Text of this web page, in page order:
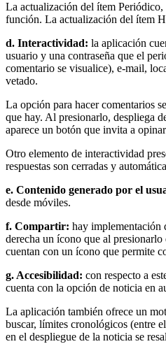
La actualización del ítem Periódico,
función. La actualización del ítem
d. Interactividad: la aplicación
usuario y una contraseña que el
comentario se visualice), e-mail,
vetado.
La opción para hacer comentarios
que hay. Al presionarlo, despliega
aparece un botón que invita a
Otro elemento de interactividad
respuestas son cerradas y
e. Contenido generado por el
desde móviles.
f. Compartir: hay implementación
derecha un ícono que al
cuentan con un ícono que permite
g. Accesibilidad: con respecto a
cuenta con la opción de noticia en
La aplicación también ofrece un
buscar, límites cronológicos (entre
en el despliegue de la noticia se